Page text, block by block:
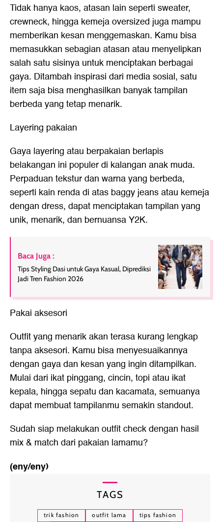
Tidak hanya kaos, atasan lain seperti sweater,
crewneck, hingga kemeja oversized juga mampu
memberikan kesan menggemaskan. Kamu bisa
memasukkan sebagian atasan atau menyelipkan
salah satu sisinya untuk menciptakan berbagai
gaya. Ditambah inspirasi dari media sosial, satu
item saja bisa menghasilkan banyak tampilan
berbeda yang tetap menarik.
Layering pakaian
Gaya layering atau berpakaian berlapis
belakangan ini populer di kalangan anak muda.
Perpaduan tekstur dan warna yang berbeda,
seperti kain renda di atas baggy jeans atau kemeja
dengan dress, dapat menciptakan tampilan yang
unik, menarik, dan bernuansa Y2K.
Baca Juga :
Tips Styling Dasi untuk Gaya Kasual, Diprediksi
Jadi Tren Fashion 2026
Pakai aksesori
Outfit yang menarik akan terasa kurang lengkap
tanpa aksesori. Kamu bisa menyesuaikannya
dengan gaya dan kesan yang ingin ditampilkan.
Mulai dari ikat pinggang, cincin, topi atau ikat
kepala, hingga sepatu dan kacamata, semuanya
dapat membuat tampilanmu semakin standout.
Sudah siap melakukan outfit check dengan hasil
mix & match dari pakaian lamamu?
(eny/eny)
TAGS
trik fashion outfit lama
tips fashion